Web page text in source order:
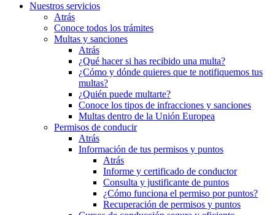
Nuestros servicios
Atrás
Conoce todos los trámites
Multas y sanciones
Atrás
¿Qué hacer si has recibido una multa?
¿Cómo y dónde quieres que te notifiquemos tus
multas?
¿Quién puede multarte?
Conoce los tipos de infracciones y sanciones
Multas dentro de la Unión Europea
Permisos de conducir
Atrás
Información de tus permisos y puntos
Atrás
Informe y certificado de conductor
Consulta y justificante de puntos
¿Cómo funciona el permiso por puntos?
Recuperación de permisos y puntos